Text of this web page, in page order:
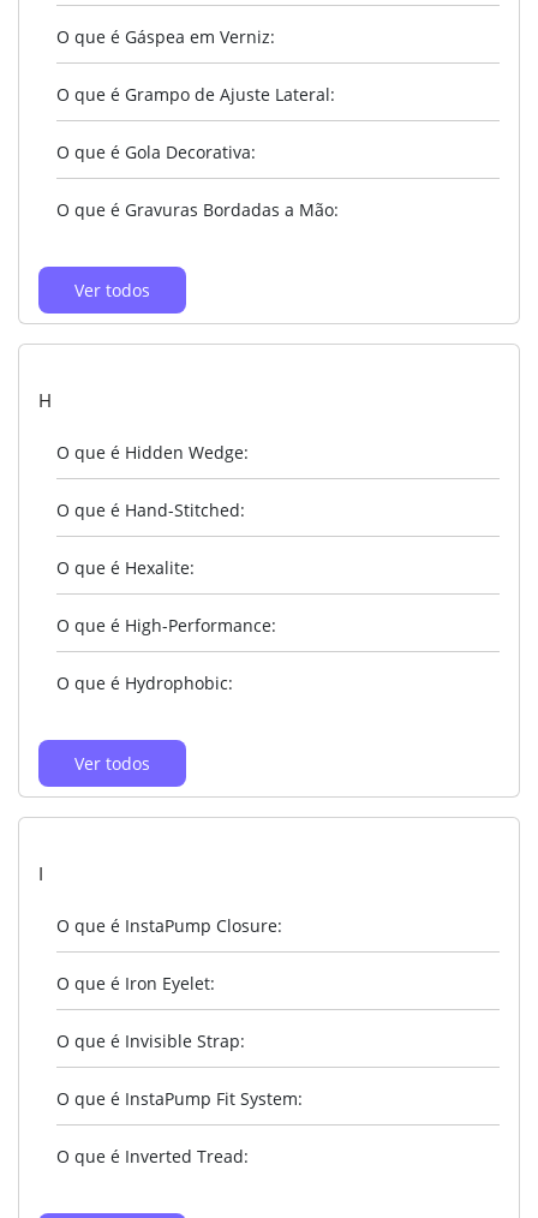
O que é Gáspea em Verniz:
O que é Grampo de Ajuste Lateral:
O que é Gola Decorativa:
O que é Gravuras Bordadas a Mão:
Ver todos
H
O que é Hidden Wedge:
O que é Hand-Stitched:
O que é Hexalite:
O que é High-Performance:
O que é Hydrophobic:
Ver todos
I
O que é InstaPump Closure:
O que é Iron Eyelet:
O que é Invisible Strap:
O que é InstaPump Fit System:
O que é Inverted Tread: